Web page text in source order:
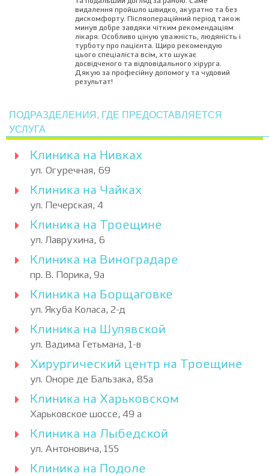
видалення пройшло швидко, акуратно та без
дискомфорту. Післяопераційний період також
минув добре завдяки чітким рекомендаціям
лікаря. Особливо ціную уважність, людяність і
турботу про пацієнта. Щиро рекомендую
цього спеціаліста всім, хто шукає
досвідченого та відповідального хірурга.
Дякую за професійну допомогу та чудовий
результат!
ПОДРАЗДЕЛЕНИЯ, ГДЕ ПРЕДОСТАВЛЯЕТСЯ
УСЛУГА
Клиника на Нивках
ул. Огуречная, 69
Клиника на Чайках
ул. Печерская, 4
Клиника на Троещине
ул. Лаврухина, 6
Клиника на Виноградаре
пр. В. Порика, 9а
Клиника на Борщаговке
ул. Якуба Коласа, 2-д
Клиника на Шулявской
ул. Вадима Гетьмана, 1-в
Хирургический центр на Троещине
ул. Оноре де Бальзака, 85а
Клиника на Харьковском
Харьковское шоссе, 49 а
Клиника на Лыбедской
ул. Антоновича, 155
Клиника на Подоле